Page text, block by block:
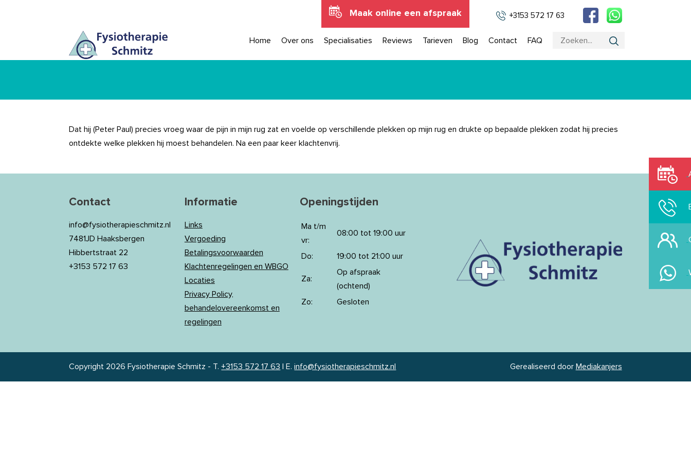
+3153 572 17 63
Maak online een afspraak
Home Over ons Specialisaties Reviews Tarieven Blog Contact FAQ
Dat hij (Peter Paul) precies vroeg waar de pijn in mijn rug zat en voelde op verschillende plekken op mijn rug en drukte op bepaalde plekken zodat hij precies
ontdekte welke plekken hij moest behandelen. Na een paar keer klachtenvrij.
Contact
info@fysiotherapieschmitz.nl
7481JD Haaksbergen
Hibbertstraat 22
+3153 572 17 63
Informatie
Links
Vergoeding
Betalingsvoorwaarden
Klachtenregelingen en WBGO
Locaties
Privacy Policy,
behandelovereenkomst en
regelingen
Openingstijden
Ma t/m
vr:
08:00 tot 19:00 uur
Do: 19:00 tot 21:00 uur
Za:
Op afspraak
(ochtend)
Zo:
Gesloten
Copyright 2026 Fysiotherapie Schmitz - T.+3153 572 17 63 E.info@fysiotherapieschmitz.nl Gerealiseerd door Mediakanjers